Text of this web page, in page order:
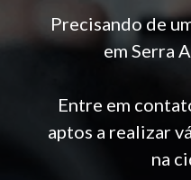
Precisando de
em Serra
Entre em
aptos a realizar
na